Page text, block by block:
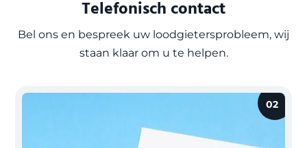
Telefonisch contact
Bel ons en bespreek uw loodgietersprobleem, wij
staan klaar om u te helpen.
02